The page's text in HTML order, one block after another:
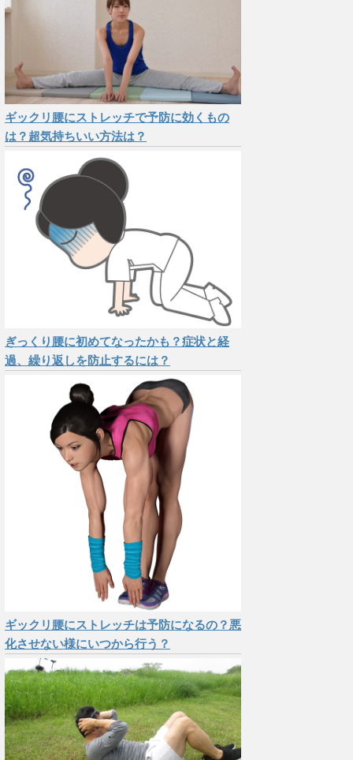
ギックリ腰にストレッチで予防に効くもの
は？超気持ちいい方法は？
ぎっくり腰に初めてなったかも？症状と経
過、繰り返しを防止するには？
ギックリ腰にストレッチは予防になるの？悪
化させない様にいつから行う？